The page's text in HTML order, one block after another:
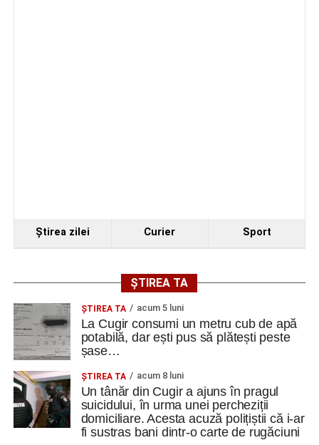
Fiecare țară a venit cu produse, dulciuri și elemente
tradiționale, iar echipele interculturale au primit
masă. Fiecare participant a avut un rol prin care a
reprezentat o caracteristică a propriei culturi. A fost multă
veselie, improvizație și creativitate, dar și o lecție
autentică despre diversitatea Europei”
Teatrul, cultura și patrimoniul ceh
Ea mărturisește că, în cadrul unei alte sesiuni a
descoperit Theatre of the Oppressed, metoda creată de
Augusto Boal, care transformă teatrul într-un instrument
de exprimare, reflecție și schimbare.
Ştirea zilei Curier Sport
ȘTIREA TA
ȘTIREA TA acum 5 luni
La Cugir consumi un metru cub de apă
potabilă, dar ești pus să plătești peste
șase…
ȘTIREA TA acum 8 luni
Un tânăr din Cugir a ajuns în pragul
suicidului, în urma unei percheziții
domiciliare. Acesta acuză polițiștii că i-ar
fi sustras bani dintr-o carte de rugăciuni